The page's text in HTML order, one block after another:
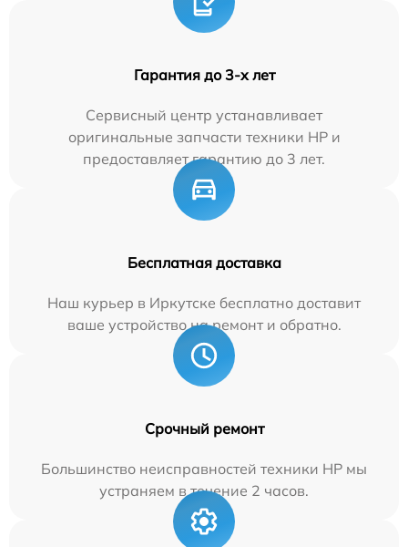
Гарантия до 3-х лет
Сервисный центр устанавливает
оригинальные запчасти техники HP и
предоставляет гарантию до 3 лет.
Бесплатная доставка
Наш курьер в Иркутске бесплатно доставит
ваше устройство на ремонт и обратно.
Срочный ремонт
Большинство неисправностей техники HP мы
устраняем в течение 2 часов.